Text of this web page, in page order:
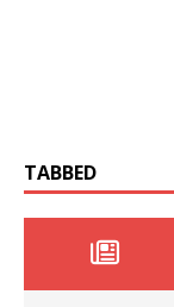
TABBED